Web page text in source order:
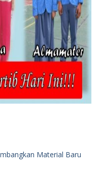
Material Baru